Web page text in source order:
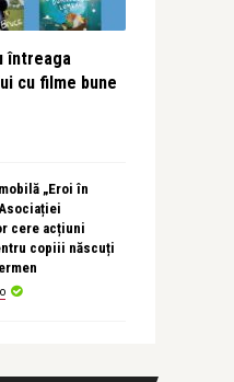
întreaga
cu filme bune
„Eroi în
cere acțiuni
copiii născuți